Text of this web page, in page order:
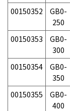
00150352
GB0-
250
00150353
GB0-
300
00150354
GB0-
350
00150355
GB0-
400